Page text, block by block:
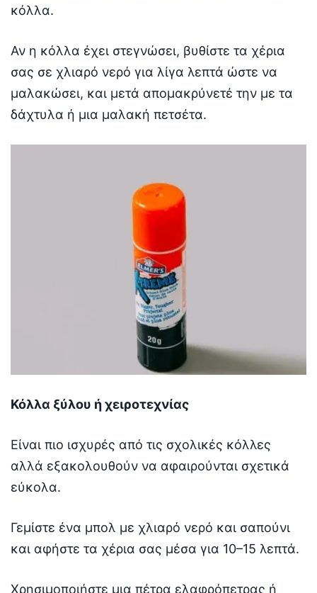
κόλλα.
Αν η κόλλα έχει στεγνώσει, βυθίστε τα χέρια
σας σε χλιαρό νερό για λίγα λεπτά ώστε να
μαλακώσει, και μετά απομακρύνετέ την με τα
δάχτυλα ή μια μαλακή πετσέτα.
Κόλλα ξύλου ή χειροτεχνίας
Είναι πιο ισχυρές από τις σχολικές κόλλες
αλλά εξακολουθούν να αφαιρούνται σχετικά
εύκολα.
Γεμίστε ένα μπολ με χλιαρό νερό και σαπούνι
και αφήστε τα χέρια σας μέσα για 10–15 λεπτά.
Χρησιμοποιήστε μια πέτρα ελαφρόπετρας ή